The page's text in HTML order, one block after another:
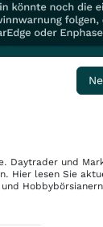
Daytrader und
Hier lesen Sie